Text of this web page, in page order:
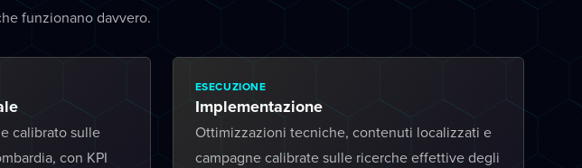
funzionano davvero.
calibrato sulle
con KPI
ESECUZIONE
Implementazione
Ottimizzazioni tecniche, contenuti localizzati e
campagne calibrate sulle ricerche effettive degli